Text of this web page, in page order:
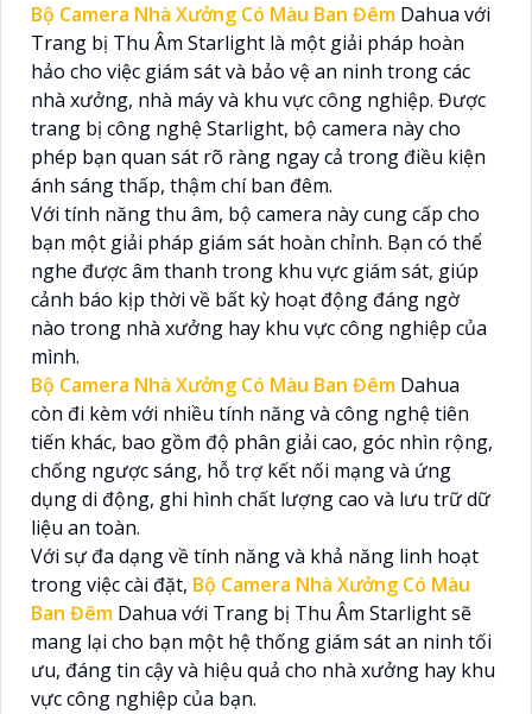
Bộ Camera Nhà Xưởng Có Màu Ban Đêm Dahua với
Trang bị Thu Âm Starlight là một giải pháp hoàn
hảo cho việc giám sát và bảo vệ an ninh trong các
nhà xưởng, nhà máy và khu vực công nghiệp. Được
trang bị công nghệ Starlight, bộ camera này cho
phép bạn quan sát rõ ràng ngay cả trong điều kiện
ánh sáng thấp, thậm chí ban đêm.
Với tính năng thu âm, bộ camera này cung cấp cho
bạn một giải pháp giám sát hoàn chỉnh. Bạn có thể
nghe được âm thanh trong khu vực giám sát, giúp
cảnh báo kịp thời về bất kỳ hoạt động đáng ngờ
nào trong nhà xưởng hay khu vực công nghiệp của
mình.
Bộ Camera Nhà Xưởng Có Màu Ban Đêm Dahua
còn đi kèm với nhiều tính năng và công nghệ tiên
tiến khác, bao gồm độ phân giải cao, góc nhìn rộng,
chống ngược sáng, hỗ trợ kết nối mạng và ứng
dụng di động, ghi hình chất lượng cao và lưu trữ dữ
liệu an toàn.
Với sự đa dạng về tính năng và khả năng linh hoạt
trong việc cài đặt, Bộ Camera Nhà Xưởng Có Màu
Ban Đêm Dahua với Trang bị Thu Âm Starlight sẽ
mang lại cho bạn một hệ thống giám sát an ninh tối
ưu, đáng tin cậy và hiệu quả cho nhà xưởng hay khu
vực công nghiệp của bạn.